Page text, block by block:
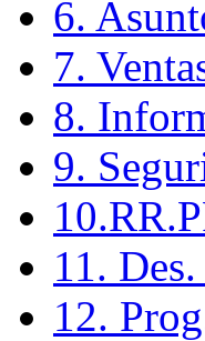
6.
7.
8.
9.
11.
12.